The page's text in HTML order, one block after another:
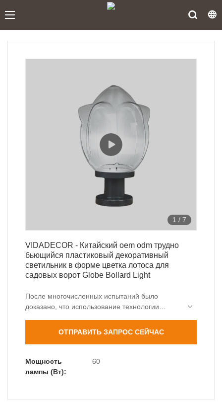
1 / 7
VIDADECOR - Китайский oem odm трудно
бьющийся пластиковый декоративный
светильник в форме цветка лотоса для
садовых ворот Globe Bollard Light
После многочисленных испытаний было
доказано, что использование технологии
производству и обеспечению стабильности
лотоса китайского производителя. полностью
стоит инвестиций.
ОТПРАВИТЬ ЗАПРОС СЕЙЧАС
Мощность
лампы (Вт):
60